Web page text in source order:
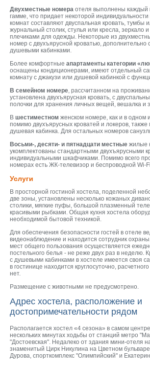
Двухместные номера отеля выполнены каждый
гамме, что придает некоторой
комнат составляют двуспальная кровать, тумбы
журнальный столик, стулья или кресла, зеркало
плечиками для одежды. Некоторые из
номер с двухъярусной кроватью, дополнительно
душевыми кабинками.
Более комфортные апартаменты категории
оснащены кондиционерами, имеют отдельный
комнату с джакузи или душевой кабинкой с
В семейном номере, рассчитанном на
установлена двухъярусная кровать, с
полочки для хранения личных вещей, вешалка и
В шестиместном женском номере, как и в одном
помимо двухъярусных кроватей и локеров,
душевая кабинка. Для остальных номеров
Восьми-, десяти- и пятнадцати местные жилые
укомплектованы стандартными двухъярусными
индивидуальными шкафчиками. Помимо всего
номерах есть ЖК-телевизор и беспроводной Wi-
Услуги
В просторной гостиной хостела, поделенной
две зоны, установлены несколько кожаных
столики, мягкие пуфы, большой плазменный
красивыми рыбками. Общая кухня хостела
необходимой бытовой техникой.
Для обеспечения безопасности гостей в отеле
видеонаблюдение и находится сотрудник
мест общего пользования осуществляется
постельного белья - не реже двух раз в неделю.
с душевыми кабинками в хостеле имеется своя
в гостинице находится круглосуточно,
нет.
Размещение с животными не предусмотрено.
Адрес хостела, расположение и
достопримечательности рядом
Располагается хостел «4 сезона» в самом
нескольких минутах ходьбы от станций метро
"Достоевская". Недалеко от здания мини-отеля
знаменитый Цирк Никулина на Цветном
Дурова, спорткомплекс "Олимпийский" и